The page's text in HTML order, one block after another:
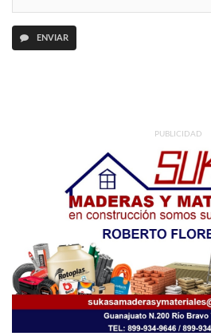
ENVIAR
PUBLICIDAD